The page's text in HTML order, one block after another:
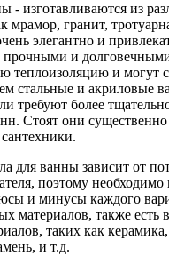
- изготавливаются из
мрамор, гранит,
элегантно и
прочными и
теплоизоляцию и могут
стальные и акриловые
требуют более
Стоят они
для ванны зависит от
поэтому необходимо
и минусы каждого
материалов, также есть
таких как
и т.д.